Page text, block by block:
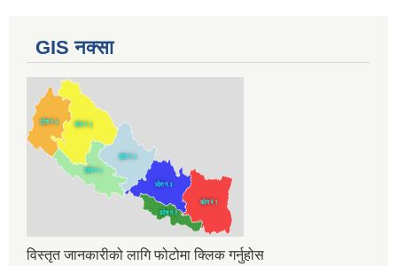
GIS नक्सा
विस्तृत जानकारीको लागि फोटोमा क्लिक गर्नुहोस